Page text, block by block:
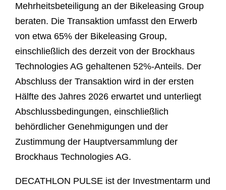
Mehrheitsbeteiligung an der Bikeleasing Group
beraten. Die Transaktion umfasst den Erwerb
von etwa 65% der Bikeleasing Group,
einschließlich des derzeit von der Brockhaus
Technologies AG gehaltenen 52%-Anteils. Der
Abschluss der Transaktion wird in der ersten
Hälfte des Jahres 2026 erwartet und unterliegt
Abschlussbedingungen, einschließlich
behördlicher Genehmigungen und der
Zustimmung der Hauptversammlung der
Brockhaus Technologies AG.
DECATHLON PULSE ist der Investmentarm und